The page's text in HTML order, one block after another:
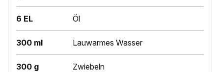
6 EL Öl
300 ml Lauwarmes Wasser
300 g Zwiebeln